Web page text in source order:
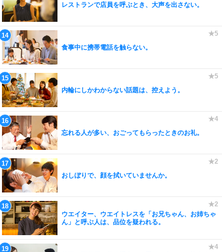
レストランで店員を呼ぶとき、大声を出さない。
食事中に携帯電話を触らない。
内輪にしかわからない話題は、控えよう。
忘れる人が多い、おごってもらったときのお礼。
おしぼりで、顔を拭いていませんか。
ウエイター、ウエイトレスを「お兄ちゃん、お姉ちゃ
ん」と呼ぶ人は、品位を疑われる。